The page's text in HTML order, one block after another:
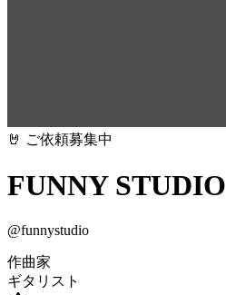
🤘 ご依頼募集中
FUNNY STUDIO
@funnystudio
作曲家
ギタリスト